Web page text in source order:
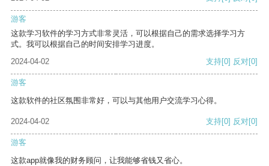
游客
这款学习软件的学习方式非常灵活，可以根据自己的需求选择学习方
式。我可以根据自己的时间安排学习进度。
2024-04-02
支持[0] 反对[0]
游客
这款软件的社区氛围非常好，可以与其他用户交流学习心得。
2024-04-02 支持[0] 反对[0]
游客
这款app就像我的财务顾问，让我能够省钱又省心。